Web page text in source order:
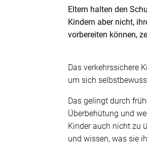
Eltern halten den
Kindern aber nicht,
vorbereiten können,
Das verkehrssichere
um sich
Das gelingt durch
Überbehütung und
Kinder auch nicht zu
und wissen, was sie